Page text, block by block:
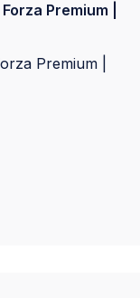
Premium |
Premium |